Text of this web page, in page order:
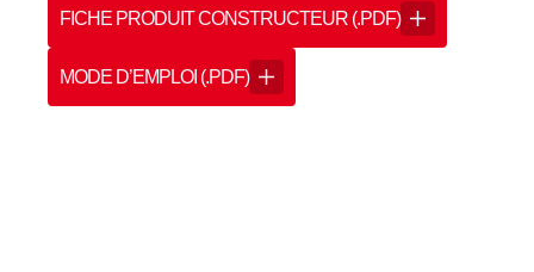
FICHE PRODUIT CONSTRUCTEUR (.PDF)
MODE D’EMPLOI (.PDF)